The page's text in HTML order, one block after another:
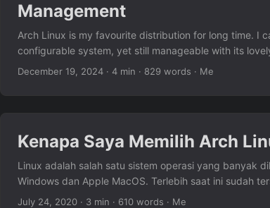
Management
Arch Linux is my favourite distribution for long time. I
configurable system, yet still manageable with its
additionally brew. I also use ansible / chef to manage
overwhelmed at first with the nix language. 30
the configuration usable and enjoying it more than
the workstations from zero just by utilizing the nix
immutable system! ...
December 19, 2024 · 4 min · 829 words · Me
Kenapa Saya Memilih Arch
Linux adalah salah satu sistem operasi yang banyak
Windows dan Apple MacOS. Terlebih saat ini sudah
dikembangkan, bahkan ada yang dikembangkan oleh
July 24, 2020 · 3 min · 610 words · Me